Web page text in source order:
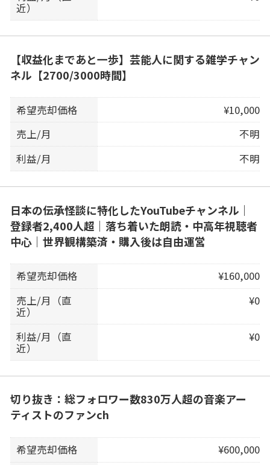
近）
【収益化まであと一歩】芸能人に関する雑学チャン
ネル【2700/3000時間】
希望売却価格
¥10,000
売上/月
不明
利益/月
不明
日本の伝承怪談に特化したYouTubeチャンネル｜
登録者2,400人超｜落ち着いた朗読・中高年視聴者
中心｜世界観構築済・購入後は自由運営
希望売却価格
¥160,000
売上/月（直
近）
¥0
利益/月（直
近）
¥0
切り抜き：総フォロワー数830万人超の音楽アー
ティストのファンch
希望売却価格
¥600,000